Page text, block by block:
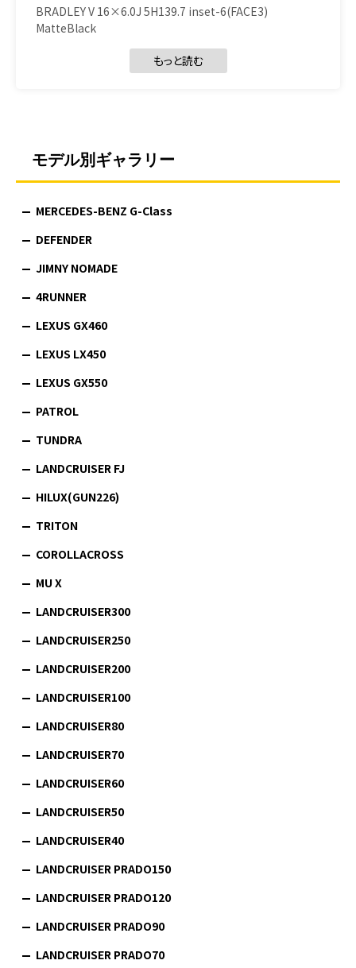
BRADLEY V 16×6.0J 5H139.7 inset-6(FACE3)
MatteBlack
もっと読む
モデル別ギャラリー
MERCEDES-BENZ G-Class
DEFENDER
JIMNY NOMADE
4RUNNER
LEXUS GX460
LEXUS LX450
LEXUS GX550
PATROL
TUNDRA
LANDCRUISER FJ
HILUX(GUN226)
TRITON
COROLLACROSS
MU X
LANDCRUISER300
LANDCRUISER250
LANDCRUISER200
LANDCRUISER100
LANDCRUISER80
LANDCRUISER70
LANDCRUISER60
LANDCRUISER50
LANDCRUISER40
LANDCRUISER PRADO150
LANDCRUISER PRADO120
LANDCRUISER PRADO90
LANDCRUISER PRADO70